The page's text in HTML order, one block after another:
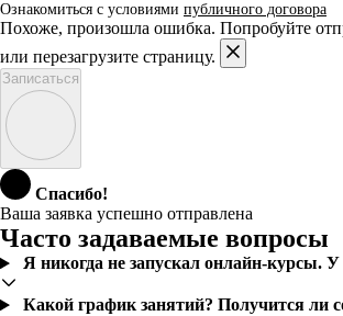
Ознакомиться с условиями публичного договора
Похоже, произошла ошибка. Попробуйте
или перезагрузите страницу.
Записаться
Спасибо!
Ваша заявка успешно отправлена
Часто задаваемые вопросы
Я никогда не запускал онлайн-курсы.
Какой график занятий? Получится ли